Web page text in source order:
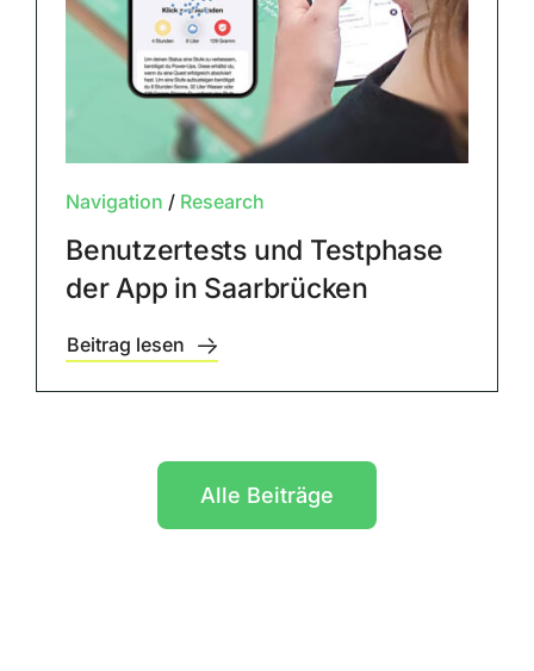
Navigation / Research
Benutzertests und Testphase
der App in Saarbrücken
Beitrag lesen
Alle Beiträge